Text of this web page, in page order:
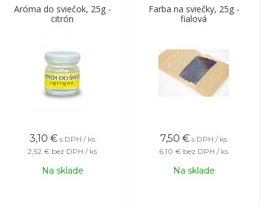
Aróma do sviečok, 25g -
citrón
3,10 € s DPH / ks
2,52 € bez DPH / ks
Na sklade
Farba na sviečky, 25g -
fialová
7,50 € s DPH / ks
6,10 € bez DPH / ks
Na sklade